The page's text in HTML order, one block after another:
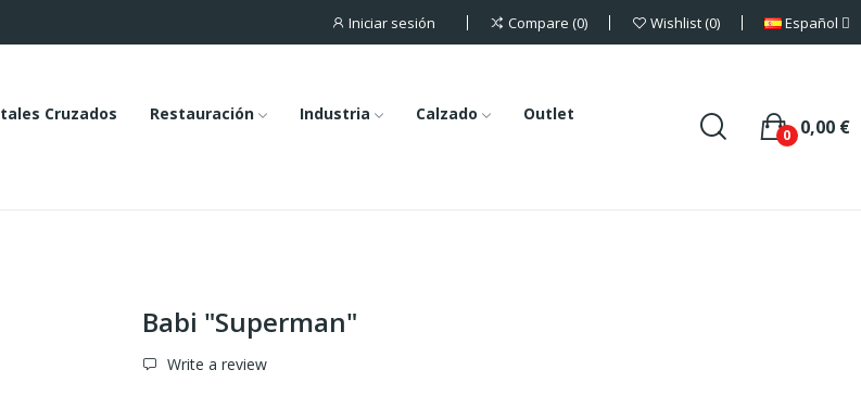
Iniciar sesión Compare 0 Wishlist 0 Español
Cruzados Restauración Industria Calzado
Outlet
0,00 €
0
Babi "Superman"
Write a review